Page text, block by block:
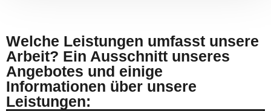
Welche Leistungen umfasst unsere
Arbeit? Ein Ausschnitt unseres
Angebotes und einige
Informationen über unsere
Leistungen: